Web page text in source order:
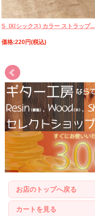
S_IX(シックス) カラー ストラップ...
価格:220円(税込)
お店のトップへ戻る
カートを見る